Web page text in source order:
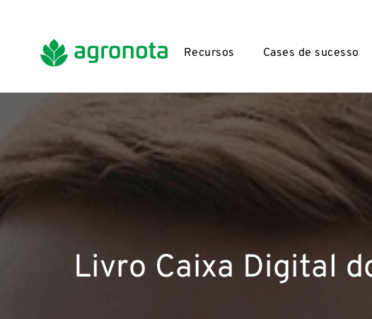
Recursos Cases de sucesso
Livro Caixa Digital